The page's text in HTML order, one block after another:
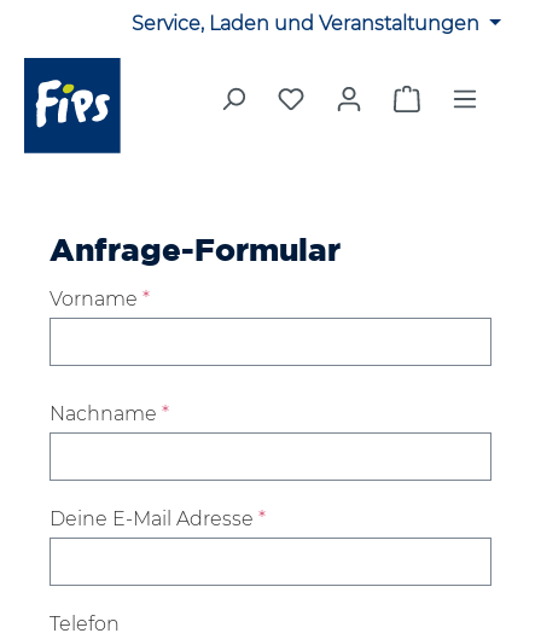
Zum Hauptinhalt springenService, Laden und Veranstaltungen
Du hast 0 Produkte auf
Warenkorb
Anfrage-Formular
Vorname *
Nachname *
Deine E-Mail Adresse *
Telefon